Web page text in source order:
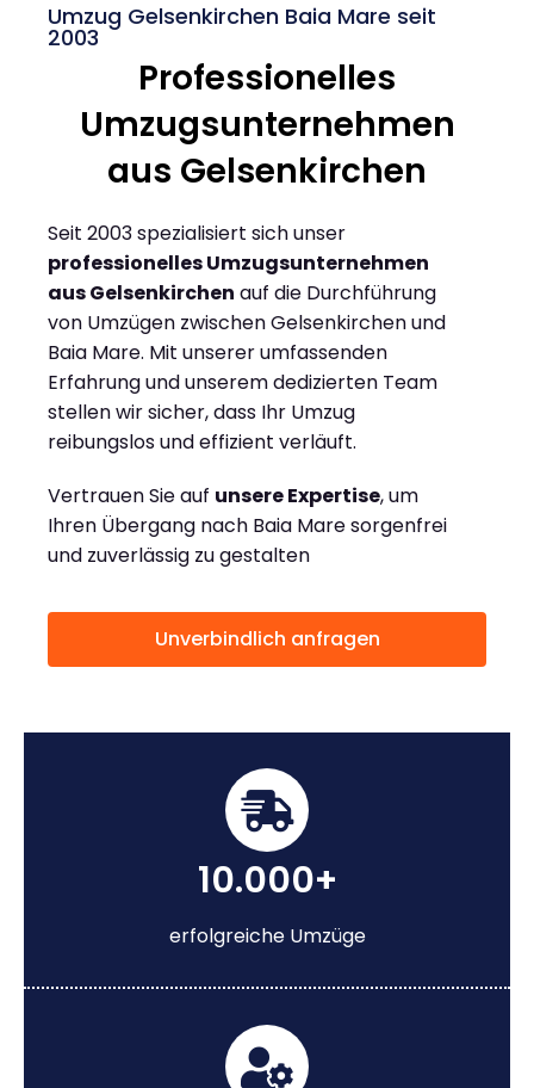
Umzug Gelsenkirchen Baia Mare seit
2003
Professionelles
Umzugsunternehmen
aus Gelsenkirchen
Seit 2003 spezialisiert sich unser
professionelles Umzugsunternehmen
aus Gelsenkirchen auf die Durchführung
von Umzügen zwischen Gelsenkirchen und
Baia Mare. Mit unserer umfassenden
Erfahrung und unserem dedizierten Team
stellen wir sicher, dass Ihr Umzug
reibungslos und effizient verläuft.
Vertrauen Sie auf unsere Expertise, um
Ihren Übergang nach Baia Mare sorgenfrei
und zuverlässig zu gestalten
Unverbindlich anfragen
10.000+
erfolgreiche Umzüge